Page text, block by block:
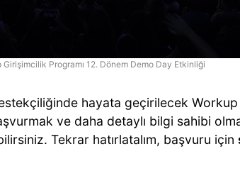
Girişimcilik Programı 12. Dönem Demo Day Etkinliği
hayata geçirilecek
ve daha detaylı bilgi sahibi
Tekrar hatırlatalım, başvuru için